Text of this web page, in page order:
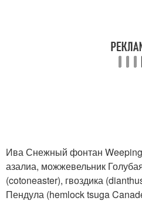
Ива Снежный фонтан
азалиа, можжевельник
(cotoneaster), гвоздика
Пендула (hemlock tsuga